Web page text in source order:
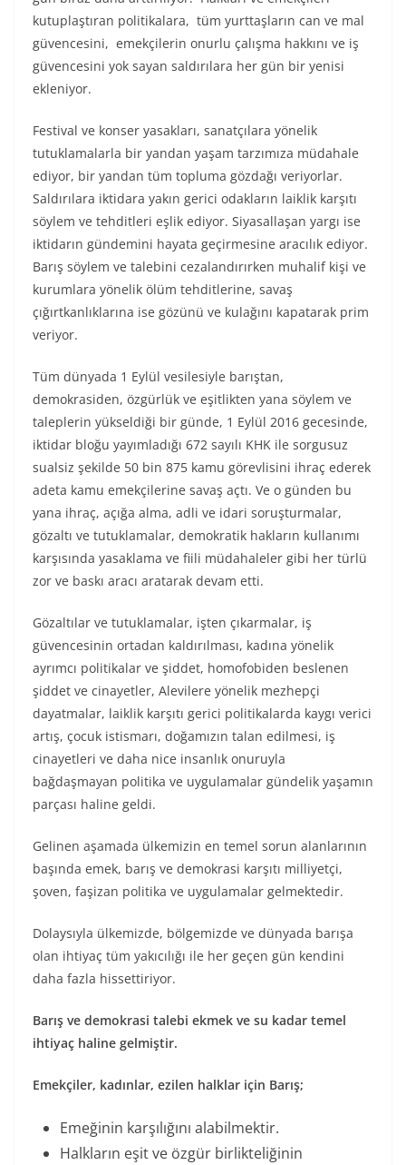
kutuplaştıran politikalara, tüm yurttaşların can ve mal
güvencesini, emekçilerin onurlu çalışma hakkını ve iş
güvencesini yok sayan saldırılara her gün bir yenisi
ekleniyor.
Festival ve konser yasakları, sanatçılara yönelik
tutuklamalarla bir yandan yaşam tarzımıza müdahale
ediyor, bir yandan tüm topluma gözdağı veriyorlar.
Saldırılara iktidara yakın gerici odakların laiklik karşıtı
söylem ve tehditleri eşlik ediyor. Siyasallaşan yargı ise
iktidarın gündemini hayata geçirmesine aracılık ediyor.
Barış söylem ve talebini cezalandırırken muhalif kişi ve
kurumlara yönelik ölüm tehditlerine, savaş
çığırtkanlıklarına ise gözünü ve kulağını kapatarak prim
veriyor.
Tüm dünyada 1 Eylül vesilesiyle barıştan,
demokrasiden, özgürlük ve eşitlikten yana söylem ve
taleplerin yükseldiği bir günde, 1 Eylül 2016 gecesinde,
iktidar bloğu yayımladığı 672 sayılı KHK ile sorgusuz
sualsiz şekilde 50 bin 875 kamu görevlisini ihraç ederek
adeta kamu emekçilerine savaş açtı. Ve o günden bu
yana ihraç, açığa alma, adli ve idari soruşturmalar,
gözaltı ve tutuklamalar, demokratik hakların kullanımı
karşısında yasaklama ve fiili müdahaleler gibi her türlü
zor ve baskı aracı aratarak devam etti.
Gözaltılar ve tutuklamalar, işten çıkarmalar, iş
güvencesinin ortadan kaldırılması, kadına yönelik
ayrımcı politikalar ve şiddet, homofobiden beslenen
şiddet ve cinayetler, Alevilere yönelik mezhepçi
dayatmalar, laiklik karşıtı gerici politikalarda kaygı verici
artış, çocuk istismarı, doğamızın talan edilmesi, iş
cinayetleri ve daha nice insanlık onuruyla
bağdaşmayan politika ve uygulamalar gündelik yaşamın
parçası haline geldi.
Gelinen aşamada ülkemizin en temel sorun alanlarının
başında emek, barış ve demokrasi karşıtı milliyetçi,
şoven, faşizan politika ve uygulamalar gelmektedir.
Dolaysıyla ülkemizde, bölgemizde ve dünyada barışa
olan ihtiyaç tüm yakıcılığı ile her geçen gün kendini
daha fazla hissettiriyor.
Barış ve demokrasi talebi ekmek ve su kadar temel
ihtiyaç haline gelmiştir.
Emekçiler, kadınlar, ezilen halklar için Barış;
Emeğinin karşılığını alabilmektir.
Halkların eşit ve özgür birlikteliğinin